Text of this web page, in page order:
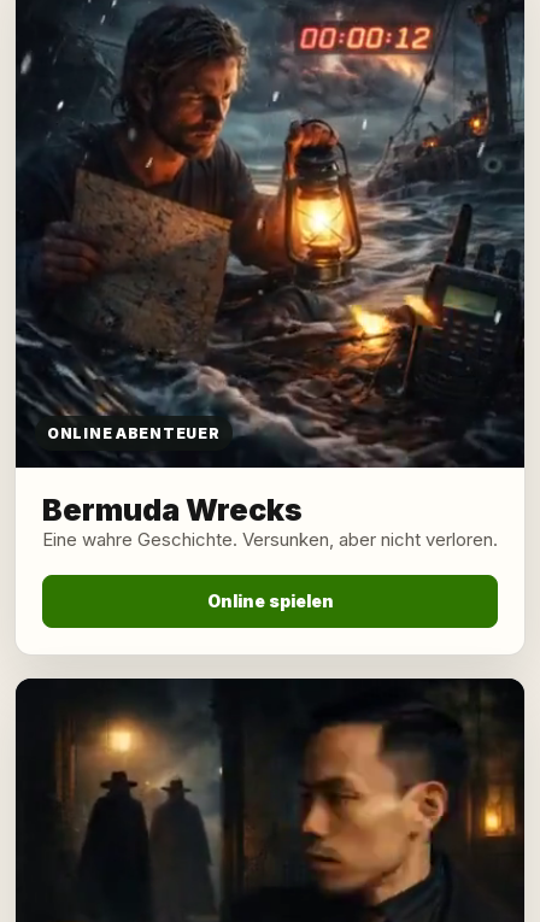
ONLINE ABENTEUER
Bermuda Wrecks
Eine wahre Geschichte. Versunken, aber nicht verloren.
Online spielen